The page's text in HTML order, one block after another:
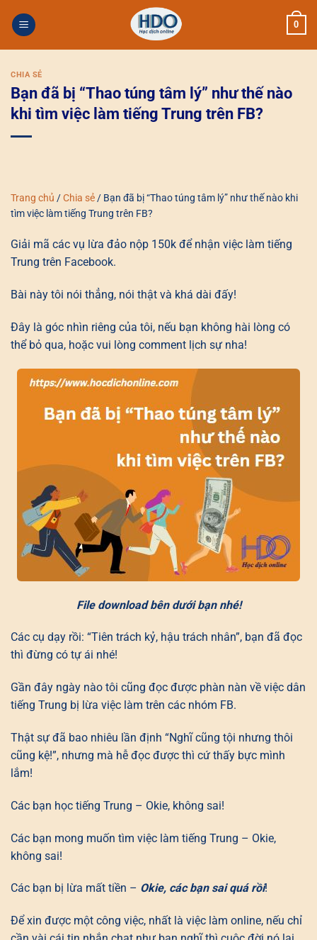
0
CHIA SẺ
Bạn đã bị “Thao túng tâm lý” như thế nào
khi tìm việc làm tiếng Trung trên FB?
Trang chủ /Chia sẻ / Bạn đã bị “Thao túng tâm lý” như thế nào khi
tìm việc làm tiếng Trung trên FB?
Giải mã các vụ lừa đảo nộp 150k để nhận việc làm tiếng
Trung trên Facebook.
Bài này tôi nói thẳng, nói thật và khá dài đấy!
Đây là góc nhìn riêng của tôi, nếu bạn không hài lòng có
thể bỏ qua, hoặc vui lòng comment lịch sự nha!
File download bên dưới bạn nhé!
Các cụ dạy rồi: “Tiên trách kỷ, hậu trách nhân”, bạn đã đọc
thì đừng có tự ái nhé!
Gần đây ngày nào tôi cũng đọc được phàn nàn về việc dân
tiếng Trung bị lừa việc làm trên các nhóm FB.
Thật sự đã bao nhiêu lần định “Nghĩ cũng tội nhưng thôi
cũng kệ!”, nhưng mà hễ đọc được thì cứ thấy bực mình
lắm!
Các bạn học tiếng Trung – Okie, không sai!
Các bạn mong muốn tìm việc làm tiếng Trung – Okie,
không sai!
Các bạn bị lừa mất tiền – Okie, các bạn sai quá rồi!
Để xin được một công việc, nhất là việc làm online, nếu chỉ